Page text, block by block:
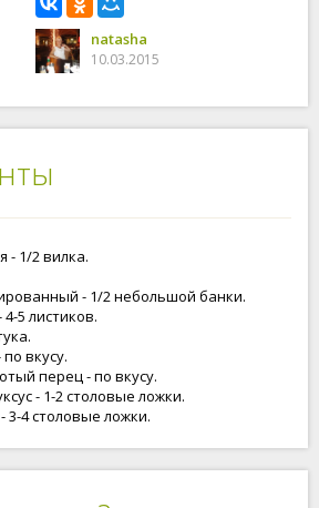
natasha
10.03.2015
- 1/2 вилка.
- 1/2 небольшой банки.
5 листиков.
вкусу.
перец - по вкусу.
- 1-2 столовые ложки.
3-4 столовые ложки.